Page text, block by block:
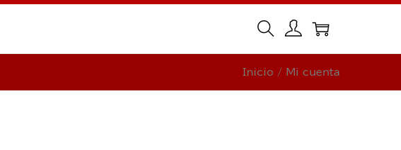
Inicio / Mi cuenta